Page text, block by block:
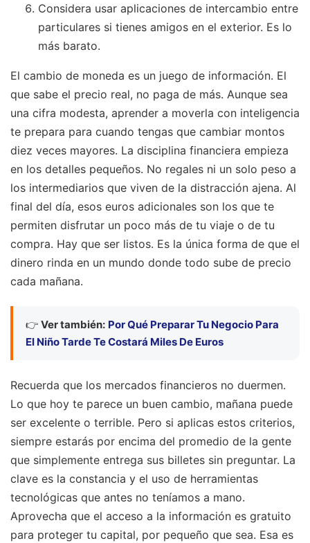
Considera usar aplicaciones de intercambio entre
particulares si tienes amigos en el exterior. Es lo
más barato.
El cambio de moneda es un juego de información. El
que sabe el precio real, no paga de más. Aunque sea
una cifra modesta, aprender a moverla con inteligencia
te prepara para cuando tengas que cambiar montos
diez veces mayores. La disciplina financiera empieza
en los detalles pequeños. No regales ni un solo peso a
los intermediarios que viven de la distracción ajena. Al
final del día, esos euros adicionales son los que te
permiten disfrutar un poco más de tu viaje o de tu
compra. Hay que ser listos. Es la única forma de que el
dinero rinda en un mundo donde todo sube de precio
cada mañana.
👉 Ver también: Por Qué Preparar Tu Negocio Para
El Niño Tarde Te Costará Miles De Euros
Recuerda que los mercados financieros no duermen.
Lo que hoy te parece un buen cambio, mañana puede
ser excelente o terrible. Pero si aplicas estos criterios,
siempre estarás por encima del promedio de la gente
que simplemente entrega sus billetes sin preguntar. La
clave es la constancia y el uso de herramientas
tecnológicas que antes no teníamos a mano.
Aprovecha que el acceso a la información es gratuito
para proteger tu capital, por pequeño que sea. Esa es